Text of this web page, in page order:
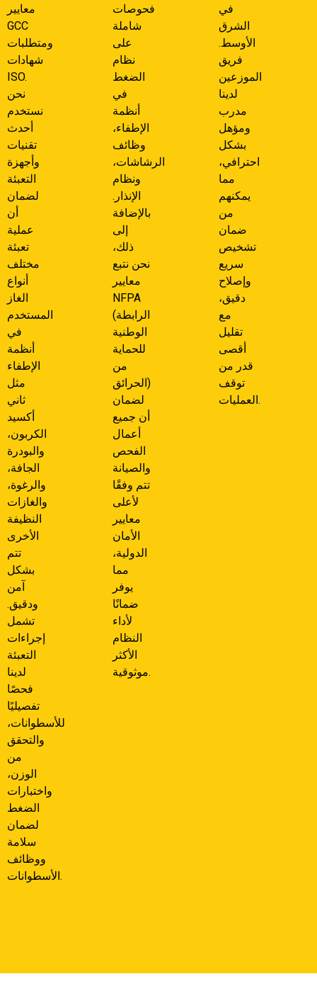
معايير
GCC
ومتطلبات
شهادات
ISO.
نحن
نستخدم
أحدث
تقنيات
وأجهزة
التعبئة
لضمان
أن
عملية
تعبئة
مختلف
أنواع
الغاز
المستخدم
في
أنظمة
الإطفاء
مثل
ثاني
أكسيد
الكربون،
والبودرة
الجافة،
والرغوة،
والغازات
النظيفة
الأخرى
تتم
بشكل
آمن
ودقيق.
تشمل
إجراءات
التعبئة
لدينا
فحصًا
تفصيليًا
للأسطوانات،
والتحقق
من
الوزن،
واختبارات
الضغط
لضمان
سلامة
ووظائف
الأسطوانات.
فحوصات
شاملة
على
نظام
الضغط
في
أنظمة
الإطفاء،
وظائف
الرشاشات،
ونظام
الإنذار.
بالإضافة
إلى
ذلك،
نحن نتبع
معايير
NFPA
(الرابطة
الوطنية
للحماية
من
الحرائق)
لضمان
أن جميع
أعمال
الفحص
والصيانة
تتم وفقًا
لأعلى
معايير
الأمان
الدولية،
مما
يوفر
ضمانًا
لأداء
النظام
الأكثر
موثوقية.
في
الشرق
الأوسط.
فريق
الموزعين
لدينا
مدرب
ومؤهل
بشكل
احترافي،
مما
يمكنهم
من
ضمان
تشخيص
سريع
وإصلاح
دقيق،
مع
تقليل
أقصى
قدر من
توقف
العمليات.